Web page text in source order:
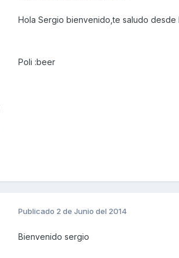
Hola Sergio bienvenido,te saludo desde
Poli :beer
Publicado 2 de Junio del 2014
Bienvenido sergio